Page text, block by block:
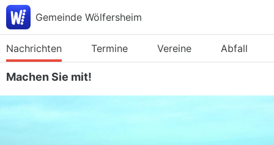
Gemeinde Wölfersheim
Nachrichten Termine Vereine Abfall
Machen Sie mit!